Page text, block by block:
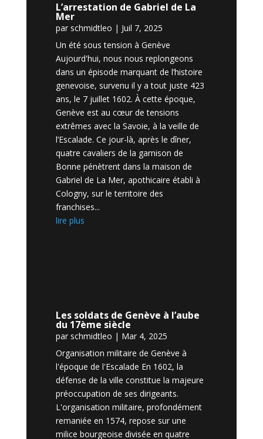
L’arrestation de Gabriel de La
Mer
par schmidtleo | Juil 7, 2025
Un été sous tension à Genève
Aujourd'hui, nous nous replongeons
dans un épisode marquant de l’histoire
genevoise, survenu il y a tout juste 423
ans, le 7 juillet 1602. À cette époque,
Genève est au cœur de tensions
extrêmes avec la Savoie, à la veille de
l’Escalade. Ce jour-là, après le dîner,
quatre cavaliers de la garnison de
Bonne pénètrent dans la maison de
Gabriel de La Mer, apothicaire établi à
Cologny, sur le territoire des
franchises...
lire plus
Les soldats de Genève à l’aube
du 17ème siècle
par schmidtleo | Mar 4, 2025
Organisation militaire de Genève à
l'époque de l'Escalade En 1602, la
défense de la ville constitue la majeure
préoccupation de ses dirigeants.
L'organisation militaire, profondément
remaniée en 1574, repose sur une
milice bourgeoise divisée en quatre